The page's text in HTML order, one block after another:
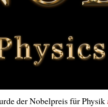
der Nobelpreis für Physik